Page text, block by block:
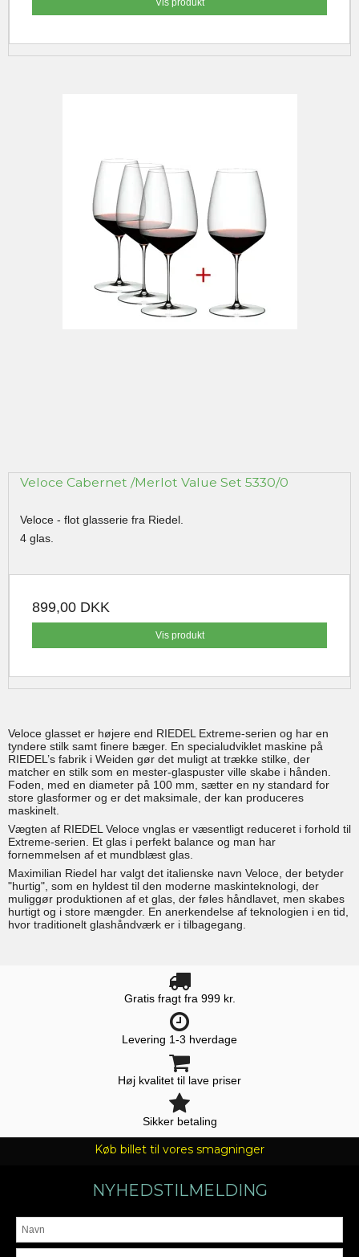
Veloce Cabernet /Merlot Value Set 5330/0
Veloce - flot glasserie fra Riedel.
4 glas.
899,00 DKK
Vis produkt
Veloce glasset er højere end RIEDEL Extreme-serien og har en
tyndere stilk samt finere bæger. En specialudviklet maskine på
RIEDEL’s fabrik i Weiden gør det muligt at trække stilke, der
matcher en stilk som en mester-glaspuster ville skabe i hånden.
Foden, med en diameter på 100 mm, sætter en ny standard for
store glasformer og er det maksimale, der kan produceres
maskinelt.
Vægten af RIEDEL Veloce vnglas er væsentligt reduceret i forhold til
Extreme-serien. Et glas i perfekt balance og man har
fornemmelsen af et mundblæst glas.
Maximilian Riedel har valgt det italienske navn Veloce, der betyder
"hurtig", som en hyldest til den moderne maskinteknologi, der
muliggør produktionen af et glas, der føles håndlavet, men skabes
hurtigt og i store mængder. En anerkendelse af teknologien i en tid,
hvor traditionelt glashåndværk er i tilbagegang.
Gratis fragt fra 999 kr.
Levering 1-3 hverdage
Høj kvalitet til lave priser
Sikker betaling
Køb billet til vores smagninger
NYHEDSTILMELDING